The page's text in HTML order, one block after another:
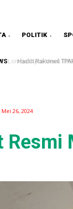
POLITIK
Hadiri Rakorwil
Mei 26, 2024
Resmi